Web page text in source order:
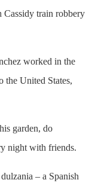
Cassidy train robbery
worked in the
the United States,
garden, do
night with friends.
– a Spanish